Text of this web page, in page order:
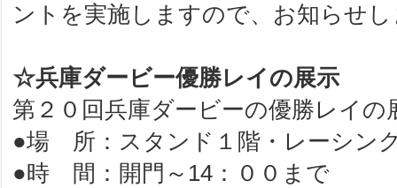
ントを実施しますので、お知らせ
☆兵庫ダービー優勝レイの展示
第２０回兵庫ダービーの優勝レイ
●場 所：スタンド１階・レーシン
●時 間：開門～14：００まで